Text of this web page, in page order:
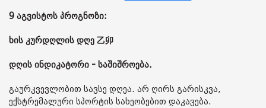
9 აგვისტოს პროგნოზი:
ხის კურდღლის დღე 乙卯
დღის ინდიკატორი - საშიშროება.
გაურკვევლობით სავსე დღეა. არ ღირს გარისკვა,
ექსტრემალური სპორტის სახეობებით დაკავება.